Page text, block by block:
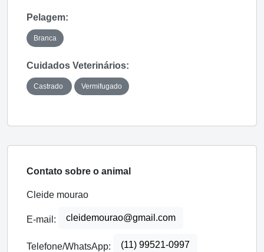
Pelagem:
Branca
Cuidados Veterinários:
Castrado Vermifugado
Contato sobre o animal
Cleide mourao
E-mail: cleidemourao@gmail.com
Telefone/WhatsApp: (11) 99521-0997